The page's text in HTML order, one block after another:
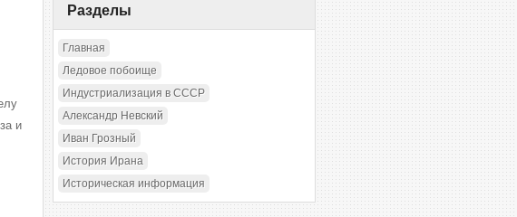
и
Разделы
Главная
Ледовое побоище
Индустриализация в СССР
Александр Невский
Иван Грозный
История Ирана
Историческая информация